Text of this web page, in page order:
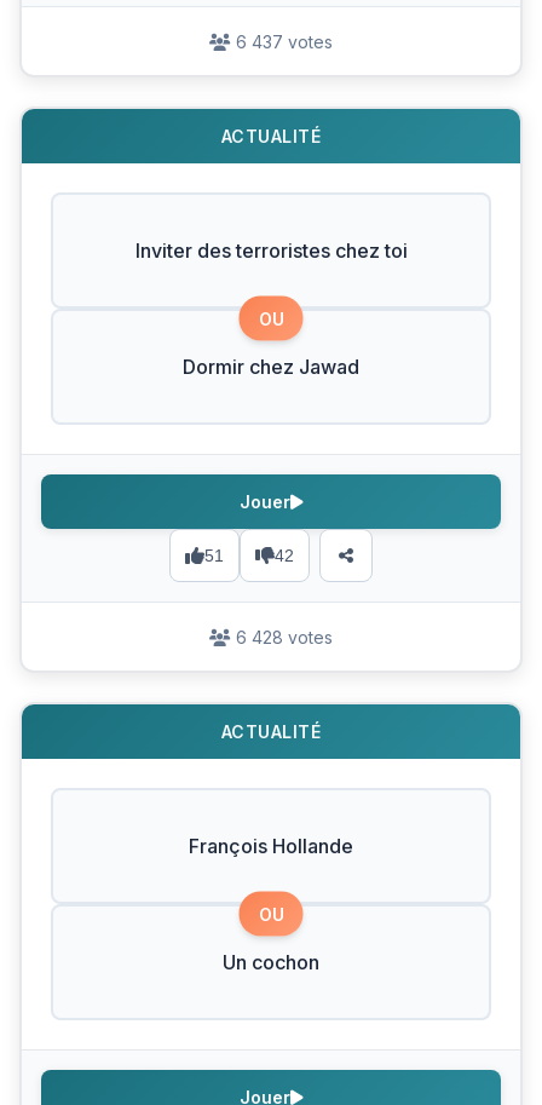
6 437 votes
ACTUALITÉ
Inviter des terroristes chez toi
OU
Dormir chez Jawad
51 42
Jouer
6 428 votes
ACTUALITÉ
François Hollande
OU
Un cochon
Jouer